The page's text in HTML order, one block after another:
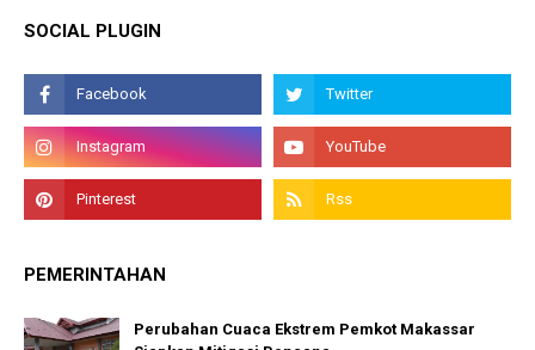
SOCIAL PLUGIN
PEMERINTAHAN
Perubahan Cuaca Ekstrem Pemkot Makassar